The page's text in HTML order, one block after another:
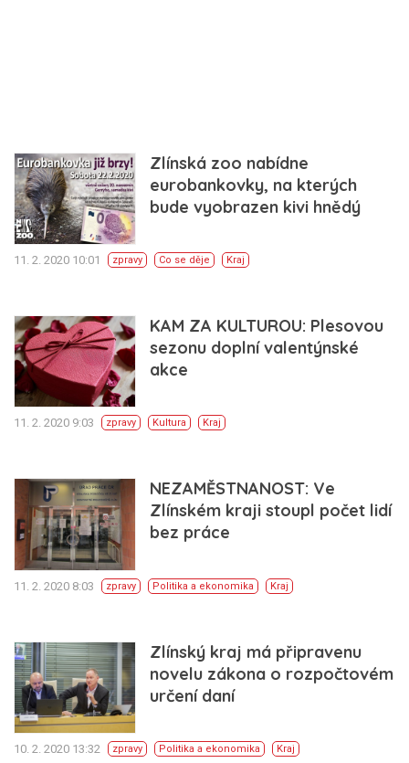
Zlínská zoo nabídne
eurobankovky, na kterých
bude vyobrazen kivi hnědý
11. 2. 2020 10:01 zpravy Co se děje Kraj
KAM ZA KULTUROU: Plesovou
sezonu doplní valentýnské
akce
11. 2. 2020 9:03 zpravy Kultura Kraj
NEZAMĚSTNANOST: Ve
Zlínském kraji stoupl počet lidí
bez práce
11. 2. 2020 8:03 zpravy Politika a ekonomika Kraj
Zlínský kraj má připravenu
novelu zákona o rozpočtovém
určení daní
10. 2. 2020 13:32 zpravy Politika a ekonomika Kraj